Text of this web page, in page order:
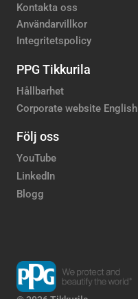
Kontakta oss
Användarvillkor
Integritetspolicy
PPG Tikkurila
Hållbarhet
Corporate website English
Följ oss
YouTube
LinkedIn
Blogg